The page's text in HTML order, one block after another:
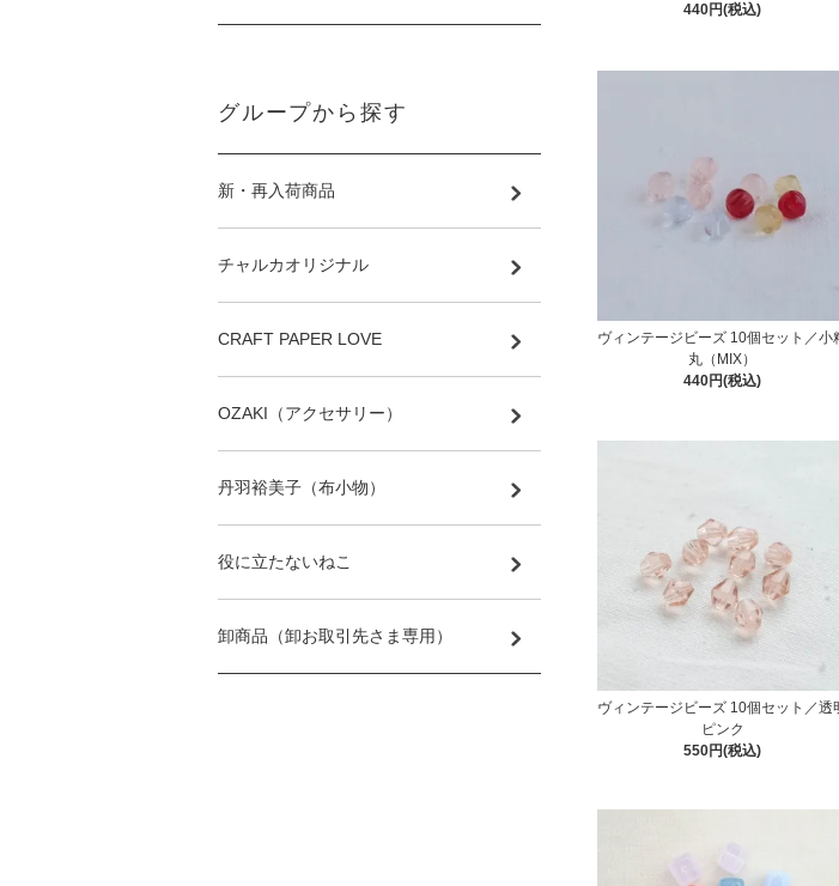
440円(税込)
ヴィンテージビーズ 10個セット／小
丸（MIX）
440円(税込)
ヴィンテージビーズ 10個セット／透
ピンク
550円(税込)
グループから探す
新・再入荷商品
チャルカオリジナル
CRAFT PAPER LOVE
OZAKI（アクセサリー）
丹羽裕美子（布小物）
役に立たないねこ
卸商品（卸お取引先さま専用）